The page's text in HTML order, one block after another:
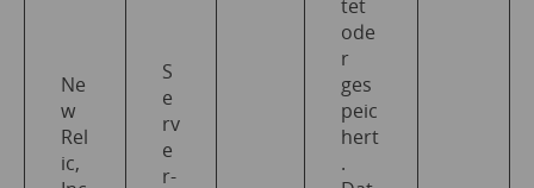
Ne
w
Rel
ic,
S
e
rv
e
r-
tet
ode
r
ges
peic
hert
.